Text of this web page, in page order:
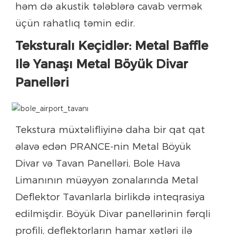
həm də akustik tələblərə cavab vermək
üçün rahatlıq təmin edir.
Teksturalı Keçidlər: Metal Baffle
Ilə Yanaşı Metal Böyük Divar
Panelləri
Tekstura müxtəlifliyinə daha bir qat qat
əlavə edən PRANCE-nin Metal Böyük
Divar və Tavan Panelləri, Bole Hava
Limanının müəyyən zonalarında Metal
Deflektor Tavanlarla birlikdə inteqrasiya
edilmişdir. Böyük Divar panellərinin fərqli
profili, deflektorların hamar xətləri ilə